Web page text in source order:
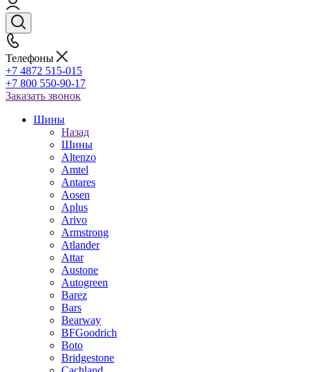
Телефоны
+7 4872 515-015
+7 800 550-90-17
Заказать звонок
Шины
Назад
Шины
Altenzo
Amtel
Antares
Aosen
Aplus
Arivo
Armstrong
Atlander
Attar
Austone
Autogreen
Barez
Bars
Bearway
BFGoodrich
Boto
Bridgestone